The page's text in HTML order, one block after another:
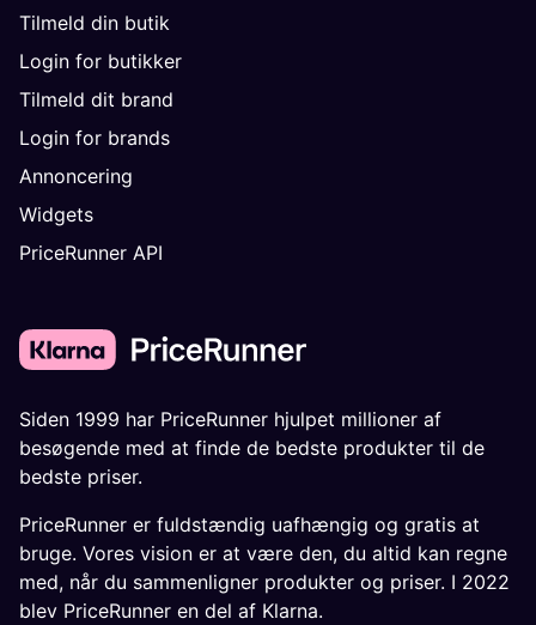
Tilmeld din butik
Login for butikker
Tilmeld dit brand
Login for brands
Annoncering
Widgets
PriceRunner API
Siden 1999 har PriceRunner hjulpet millioner af
besøgende med at finde de bedste produkter til de
bedste priser.
PriceRunner er fuldstændig uafhængig og gratis at
bruge. Vores vision er at være den, du altid kan regne
med, når du sammenligner produkter og priser. I 2022
blev PriceRunner en del af Klarna.